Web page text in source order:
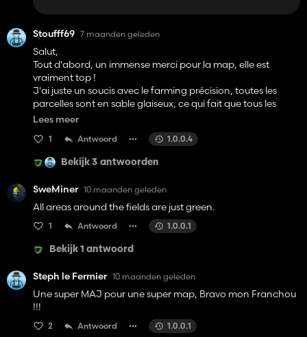
Stoufff69 7 maanden geleden
Salut,
Tout d'abord, un immense merci pour la map, elle est
vraiment top !
J'ai juste un soucis avec le farming précision, toutes les
parcelles sont en sable glaiseux, ce qui fait que tous les
rendements estimés sont bloqué à 80%, la map est-elle
développée pour prendre en charge le faming précision ?
Est-il possible de faire une MAJ dans le cas contraire ?
Sinon, pourrais-tu m'indiquer comment remédier à ce
problème, j'aimerai beaucoup pouvoir utiliser le précision
mis 10h pour refaire toute la ferme principale !
Merci par avance de ton retour, et encore félicitation pour
cette map, elle mérite bien 5 étoiles.
Lees meer
1 Antwoord 1.0.0.4
Bekijk 3 antwoorden
SweMiner 10 maanden geleden
All areas around the fields are just green.
1 Antwoord 1.0.0.1
Bekijk 1 antwoord
Steph le Fermier 10 maanden geleden
Une super MAJ pour une super map, Bravo mon Franchou
!!!
2 Antwoord 1.0.0.1